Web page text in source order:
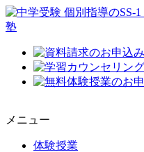
メニュー
体験授業